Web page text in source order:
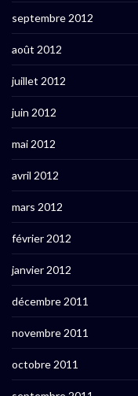
septembre 2012
août 2012
juillet 2012
juin 2012
mai 2012
avril 2012
mars 2012
février 2012
janvier 2012
décembre 2011
novembre 2011
octobre 2011